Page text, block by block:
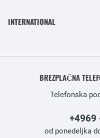
INTERNATIONAL
BREZPLAČNA
Telefonska
+4969
od ponedeljka